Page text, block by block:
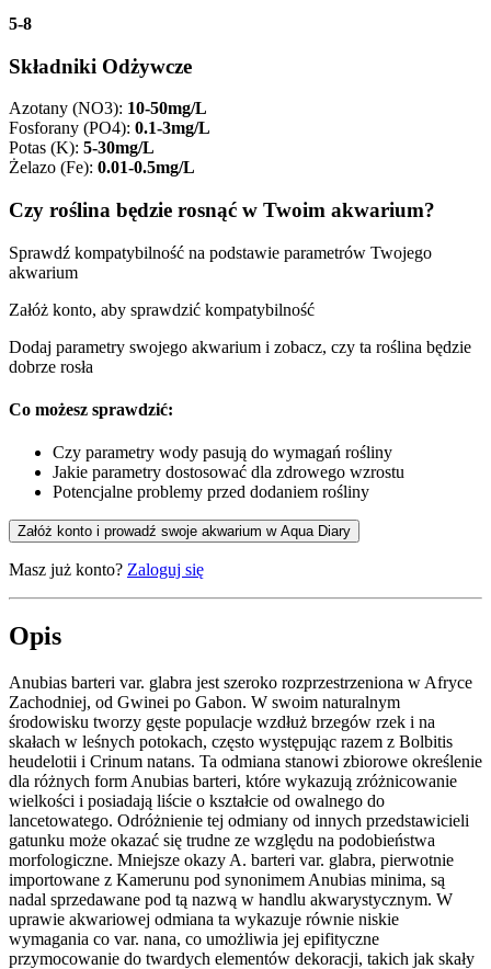
5-8
Składniki Odżywcze
Azotany (NO3): 10-50mg/L
Fosforany (PO4): 0.1-3mg/L
Potas (K): 5-30mg/L
Żelazo (Fe): 0.01-0.5mg/L
Czy roślina będzie rosnąć w Twoim akwarium?
Sprawdź kompatybilność na podstawie parametrów Twojego
akwarium
Załóż konto, aby sprawdzić kompatybilność
Dodaj parametry swojego akwarium i zobacz, czy ta roślina będzie
dobrze rosła
Co możesz sprawdzić:
Czy parametry wody pasują do wymagań rośliny
Jakie parametry dostosować dla zdrowego wzrostu
Potencjalne problemy przed dodaniem rośliny
Załóż konto i prowadź swoje akwarium w Aqua Diary
Masz już konto? Zaloguj się
Opis
Anubias barteri var. glabra jest szeroko rozprzestrzeniona w Afryce
Zachodniej, od Gwinei po Gabon. W swoim naturalnym
środowisku tworzy gęste populacje wzdłuż brzegów rzek i na
skałach w leśnych potokach, często występując razem z Bolbitis
heudelotii i Crinum natans. Ta odmiana stanowi zbiorowe określenie
dla różnych form Anubias barteri, które wykazują zróżnicowanie
wielkości i posiadają liście o kształcie od owalnego do
lancetowatego. Odróżnienie tej odmiany od innych przedstawicieli
gatunku może okazać się trudne ze względu na podobieństwa
morfologiczne. Mniejsze okazy A. barteri var. glabra, pierwotnie
importowane z Kamerunu pod synonimem Anubias minima, są
nadal sprzedawane pod tą nazwą w handlu akwarystycznym. W
uprawie akwariowej odmiana ta wykazuje równie niskie
wymagania co var. nana, co umożliwia jej epifityczne
przymocowanie do twardych elementów dekoracji, takich jak skały